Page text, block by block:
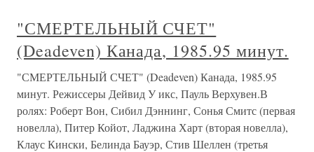
"СМЕРТЕЛЬНЫЙ СЧЕТ"
(Deadeven) Канада, 1985.95 минут.
"СМЕРТЕЛЬНЫЙ СЧЕТ" (Deadeven) Канада, 1985.95
минут. Режиссеры Дейвид У икс, Пауль Верхувен.В
ролях: Роберт Вон, Сибил Дэннинг, Сонья Смитс (первая
новелла), Питер Койот, Ладжина Харт (вторая новелла),
Клаус Кински, Белинда Бауэр, Стив Шеллен (третья